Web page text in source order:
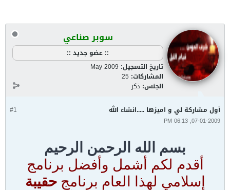
سوبر صناعي
:: عضو جديد ::
تاريخ التسجيل: May 2009
المشاركات: 25
الجنس: ذكر
#1 أول مشاركة لي و اميزها .....انشاء الله
07-01-2009, 06:13 PM
بسم الله الرحمن الرحيم
أقدم لكم أشمل وأفضل برنامج
إسلامي لهذا العام برنامجحقيبة